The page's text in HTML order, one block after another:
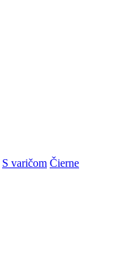
S varičom Čierne